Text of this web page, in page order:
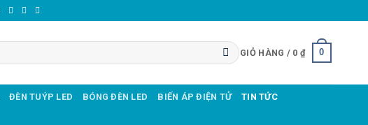
GIỎ HÀNG / 0 ₫ 0
ĐÈN TUÝP LED BÓNG ĐÈN LED BIẾN ÁP ĐIỆN TỬ TIN TỨC